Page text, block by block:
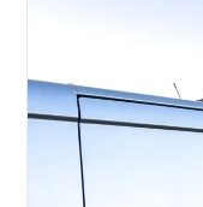
Meine
Learnings
Als